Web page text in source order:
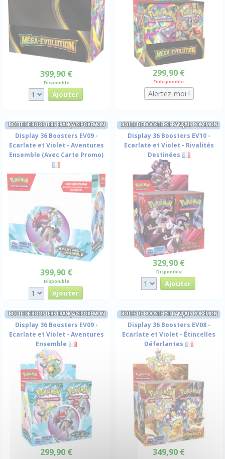
399,90 €
Disponible
299,90 €
Indisponible
BOITE DE BOOSTERS FRANÇAIS POKÉMON
Display 36 Boosters EV09 -
Ecarlate et Violet - Aventures
Ensemble (Avec Carte Promo)
399,90 €
Disponible
BOITE DE BOOSTERS FRANÇAIS POKÉMON
Display 36 Boosters EV10 -
Ecarlate et Violet - Rivalités
Destinées
329,90 €
Disponible
BOITE DE BOOSTERS FRANÇAIS POKÉMON
Display 36 Boosters EV09 -
Ecarlate et Violet - Aventures
Ensemble
299,90 €
BOITE DE BOOSTERS FRANÇAIS POKÉMON
Display 36 Boosters EV08 -
Ecarlate et Violet - Étincelles
Déferlantes
349,90 €